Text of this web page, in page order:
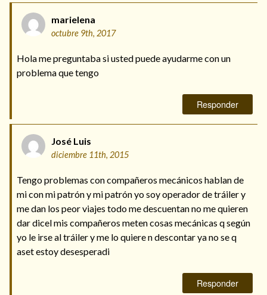
marielena
octubre 9th, 2017
Hola me preguntaba si usted puede ayudarme con un
problema que tengo
Responder
José Luis
diciembre 11th, 2015
Tengo problemas con compañeros mecánicos hablan de
mi con mi patrón y mi patrón yo soy operador de tráiler y
me dan los peor viajes todo me descuentan no me quieren
dar dicel mis compañeros meten cosas mecánicas q según
yo le irse al tráiler y me lo quiere n descontar ya no se q
aset estoy desesperadi
Responder